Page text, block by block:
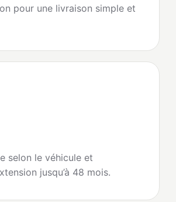
pour une livraison simple et
selon le véhicule et
jusqu’à 48 mois.